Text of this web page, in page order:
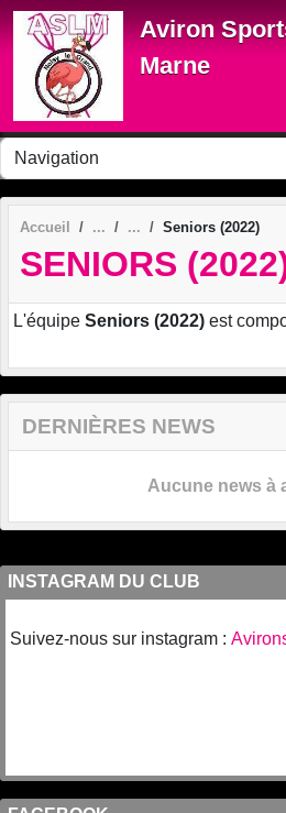
Aviron
Marne
Accueil Seniors (2022)
SENIORS
L'équipe Seniors (2022) est
DERNIÈRES NEWS
Aucune news à
INSTAGRAM DU CLUB
Suivez-nous sur instagram :
Panneau de gestion des cookies